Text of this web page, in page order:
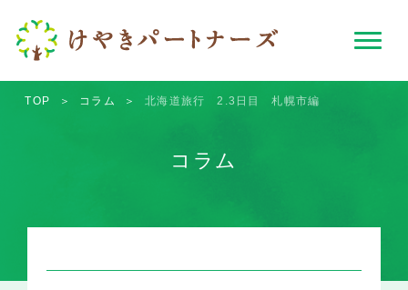
TOP ＞ コラム ＞ 北海道旅行 2.3日目 札幌市編
コラム